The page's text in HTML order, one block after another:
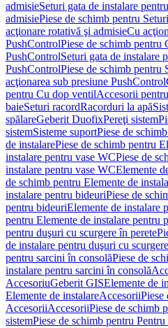
admisieSeturi gata de instalare
admisiePiese de schimb pentru
acţionare rotativă şi admisieCu
PushControlPiese de schimb pentru
PushControlSeturi gata de instalare
PushControlPiese de schimb pentru
acţionarea sub presiune PushControl
pentru Cu dop ventilAccesorii
baieSeturi racordRacorduri la apă
spălareGeberit DuofixPereţi sistem
sistemSisteme suportPiese de
de instalarePiese de schimb pentru
instalare pentru vase WCPiese de
instalare pentru vase WCElemente
de schimb pentru Elemente de
instalare pentru bideuriPiese de
pentru bideuriElemente de instalare
pentru Elemente de instalare pentru
pentru duşuri cu scurgere în perete
de instalare pentru duşuri cu
pentru sarcini în consolăPiese de
instalare pentru sarcini în consolă
AccesoriuGeberit GISElemente de
Elemente de instalareAccesoriiPiese
AccesoriiAccesoriiPiese de schimb
sistemPiese de schimb pentru